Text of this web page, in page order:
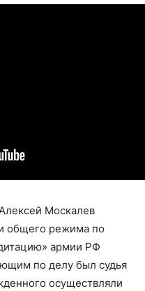
Москалев
общего режима по
армии РФ
по делу был судья
осуществляли